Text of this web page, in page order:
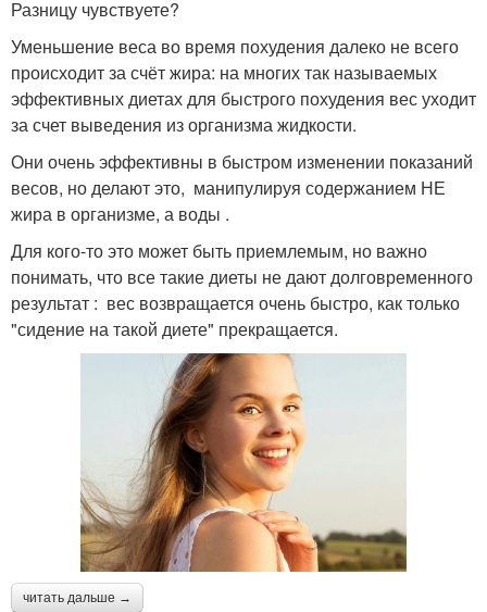
Разницу чувствуете?
Уменьшение веса во время похудения далеко не всего
происходит за счёт жира: на многих так называемых
эффективных диетах для быстрого похудения вес уходит
за счет выведения из организма жидкости.
Они очень эффективны в быстром изменении показаний
весов, но делают это, манипулируя содержанием НЕ
жира в организме, а воды .
Для кого-то это может быть приемлемым, но важно
понимать, что все такие диеты не дают долговременного
результат : вес возвращается очень быстро, как только
"сидение на такой диете" прекращается.
читать дальше →